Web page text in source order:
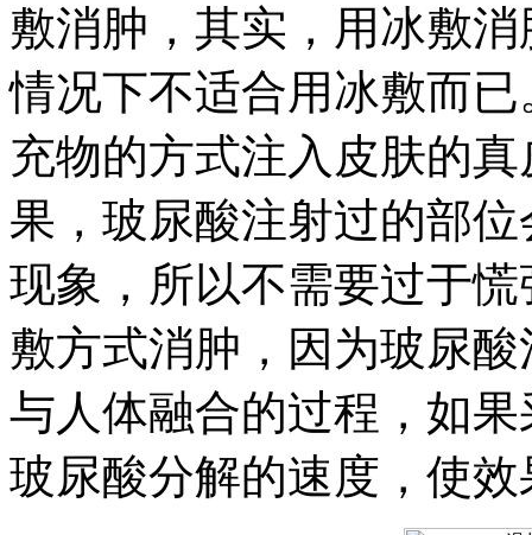
敷消肿，其实，用冰敷
情况下不适合用冰敷而
充物的方式注入皮肤的
果，玻尿酸注射过的部
现象，所以不需要过于
敷方式消肿，因为玻尿
与人体融合的过程，如
玻尿酸分解的速度，使